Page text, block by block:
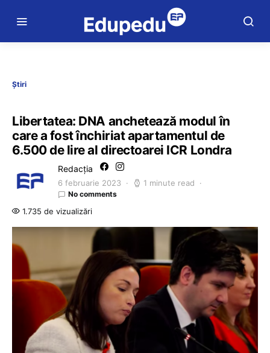
Știri
Libertatea: DNA anchetează modul în
care a fost închiriat apartamentul de
6.500 de lire al directoarei ICR Londra
Redacția
6 februarie 2023 1 minute read
No comments
1.735 de vizualizări